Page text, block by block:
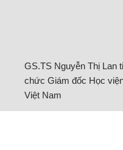
GS.TS Nguyễn Thị Lan
chức Giám đốc Học
Việt Nam